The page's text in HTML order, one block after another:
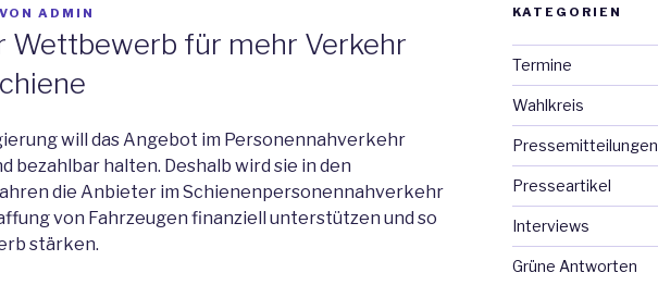
VON ADMIN
Wettbewerb für mehr Verkehr
will das Angebot im Personennahverkehr
bezahlbar halten. Deshalb wird sie in den
die Anbieter im Schienenpersonennahverkehr
von Fahrzeugen finanziell unterstützen und so
stärken.
KATEGORIEN
Termine
Wahlkreis
Pressemitteilungen
Presseartikel
Interviews
Grüne Antworten